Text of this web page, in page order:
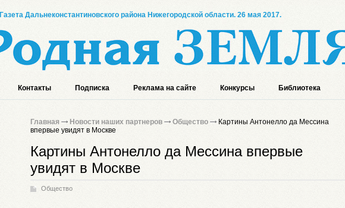
Газета Дальнеконстантиновского района Нижегородской области. 26 мая 2017.
Контакты Подписка Реклама на сайте Конкурсы Библиотека
Главная Новости наших партнеров Общество
Картины Антонелло да Мессина
впервые увидят в Москве
Картины Антонелло да Мессина впервые
увидят в Москве
Общество